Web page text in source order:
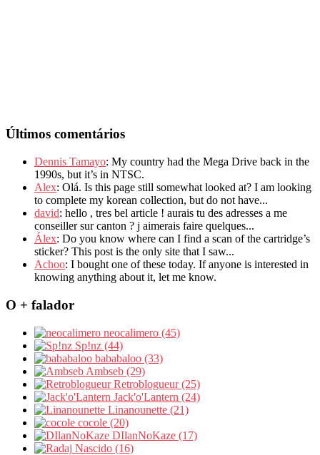
Últimos comentários
Dennis Tamayo: My country had the Mega Drive back in the
1990s, but it’s in NTSC.
Alex: Olá. Is this page still somewhat looked at? I am looking
to complete my korean collection, but do not have...
david: hello , tres bel article ! aurais tu des adresses a me
conseiller sur canton ? j aimerais faire quelques...
Álex: Do you know where can I find a scan of the cartridge’s
sticker? This post is the only site that I saw...
Achoo: I bought one of these today. If anyone is interested in
knowing anything about it, let me know.
O + falador
neocalimero (45)
Sp!nz (44)
bababaloo (33)
Ambseb (29)
Retroblogueur (25)
Jack'o'Lantern (24)
Linanounette (21)
cocole (20)
DIlanNoKaze (17)
Nascido (16)